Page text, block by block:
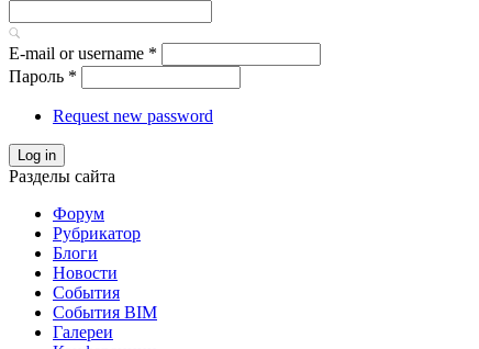
E-mail or username *
Пароль *
Request new password
Log in
Разделы сайта
Форум
Рубрикатор
Блоги
Новости
События
События BIM
Галереи